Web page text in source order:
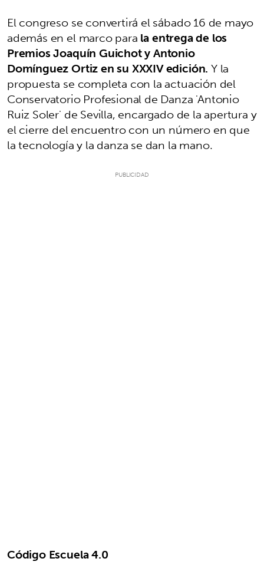
El congreso se convertirá el sábado 16 de mayo
además en el marco parala entrega de los
Premios Joaquín Guichot y Antonio
Domínguez Ortiz en su XXXIV edición.Y la
propuesta se completa con la actuación del
Conservatorio Profesional de Danza 'Antonio
Ruiz Soler' de Sevilla, encargado de la apertura y
el cierre del encuentro con un número en que
la tecnología y la danza se dan la mano.
Código Escuela 4.0